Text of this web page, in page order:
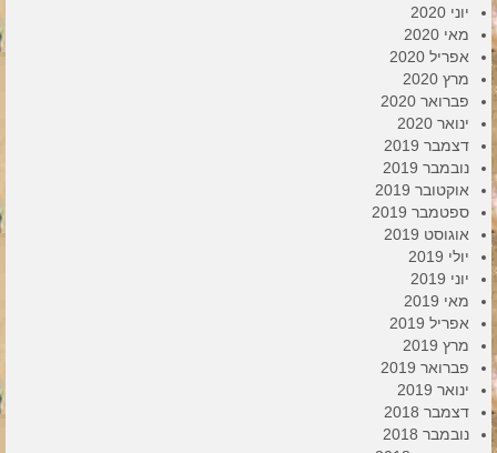
יוני 2020
מאי 2020
אפריל 2020
מרץ 2020
פברואר 2020
ינואר 2020
דצמבר 2019
נובמבר 2019
אוקטובר 2019
ספטמבר 2019
אוגוסט 2019
יולי 2019
יוני 2019
מאי 2019
אפריל 2019
מרץ 2019
פברואר 2019
ינואר 2019
דצמבר 2018
נובמבר 2018